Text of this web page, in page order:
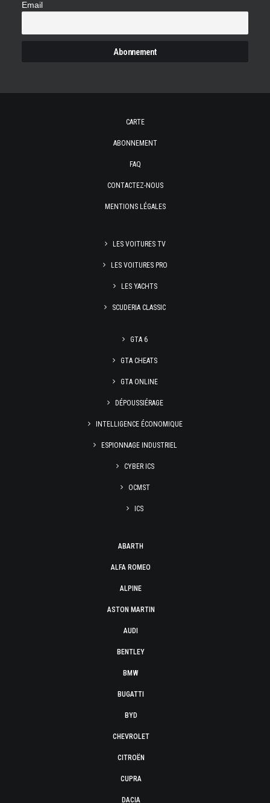
Email
CARTE
ABONNEMENT
FAQ
CONTACTEZ-NOUS
MENTIONS LÉGALES
LES VOITURES TV
LES VOITURES PRO
LES YACHTS
SCUDERIA CLASSIC
GTA 6
GTA CHEATS
GTA ONLINE
DÉPOUSSIÉRAGE
INTELLIGENCE ÉCONOMIQUE
ESPIONNAGE INDUSTRIEL
CYBER ICS
OCMST
ICS
ABARTH
ALFA ROMEO
ALPINE
ASTON MARTIN
AUDI
BENTLEY
BMW
BUGATTI
BYD
CHEVROLET
CITROËN
CUPRA
DACIA